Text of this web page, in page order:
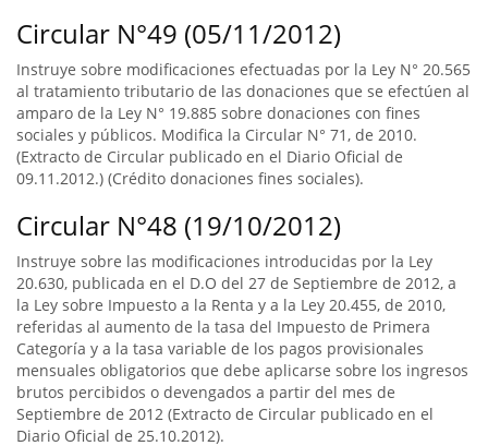
Circular N°49 (05/11/2012)
Instruye sobre modificaciones efectuadas por la Ley N° 20.565
al tratamiento tributario de las donaciones que se efectúen al
amparo de la Ley N° 19.885 sobre donaciones con fines
sociales y públicos. Modifica la Circular N° 71, de 2010.
(Extracto de Circular publicado en el Diario Oficial de
09.11.2012.) (Crédito donaciones fines sociales).
Circular N°48 (19/10/2012)
Instruye sobre las modificaciones introducidas por la Ley
20.630, publicada en el D.O del 27 de Septiembre de 2012, a
la Ley sobre Impuesto a la Renta y a la Ley 20.455, de 2010,
referidas al aumento de la tasa del Impuesto de Primera
Categoría y a la tasa variable de los pagos provisionales
mensuales obligatorios que debe aplicarse sobre los ingresos
brutos percibidos o devengados a partir del mes de
Septiembre de 2012 (Extracto de Circular publicado en el
Diario Oficial de 25.10.2012).